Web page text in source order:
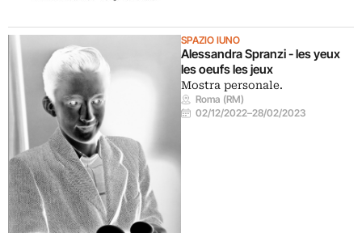
SPAZIO IUNO
Alessandra Spranzi - les yeux
les oeufs les jeux
Mostra personale.
Roma (RM)
02/12/2022–28/02/2023